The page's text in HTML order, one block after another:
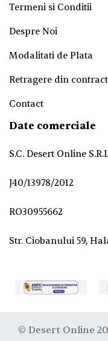
Termeni si Conditii
Despre Noi
Modalitati de Plata
Retragere din contract
Contact
Date comerciale
S.C. Desert Online
J40/13978/2012
RO30955662
Str. Ciobanului 59,
© Desert Online